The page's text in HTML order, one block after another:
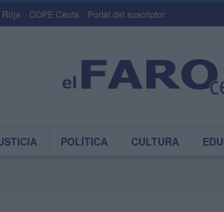
Roja COPE Ceuta Portal del suscriptor
POLÍTICA CULTURA